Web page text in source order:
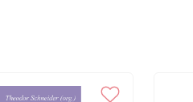
a cura de almas? Não descures
103 2.2 O risco de
do burnout: entre o mal-estar